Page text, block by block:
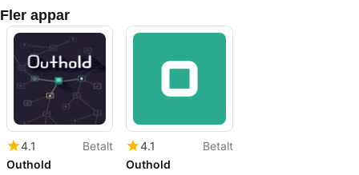
Fler appar
4.1
Betalt
Outhold
4.1
Betalt
Outhold